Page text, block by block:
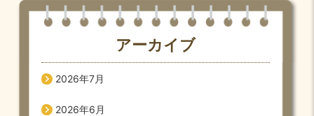
アーカイブ
2026年7月
2026年6月